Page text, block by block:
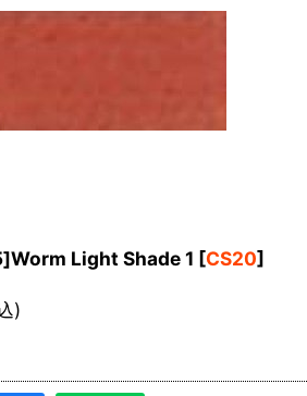
Light Shade 1 [CS20]
)